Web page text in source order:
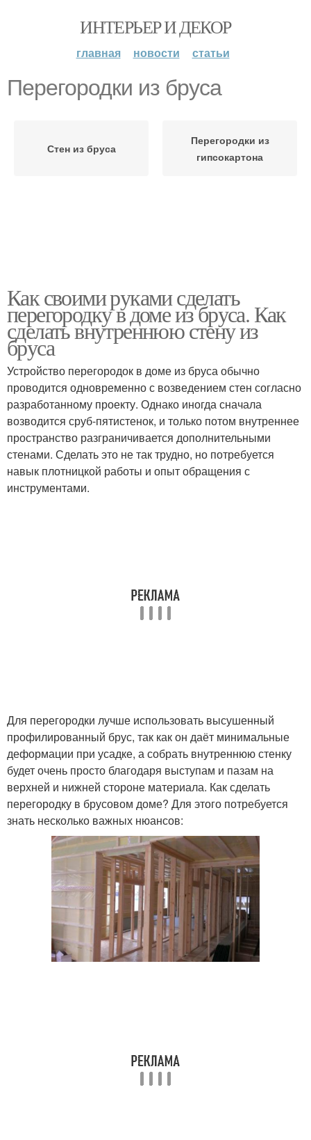
ИНТЕРЬЕР И ДЕКОР
главная новости статьи
Перегородки из бруса
Стен из бруса
Перегородки из
гипсокартона
Как своими руками сделать
перегородку в доме из бруса. Как
сделать внутреннюю стену из
бруса
Устройство перегородок в доме из бруса обычно
проводится одновременно с возведением стен согласно
разработанному проекту. Однако иногда сначала
возводится сруб-пятистенок, и только потом внутреннее
пространство разграничивается дополнительными
стенами. Сделать это не так трудно, но потребуется
навык плотницкой работы и опыт обращения с
инструментами.
Для перегородки лучше использовать высушенный
профилированный брус, так как он даёт минимальные
деформации при усадке, а собрать внутреннюю стенку
будет очень просто благодаря выступам и пазам на
верхней и нижней стороне материала. Как сделать
перегородку в брусовом доме? Для этого потребуется
знать несколько важных нюансов: